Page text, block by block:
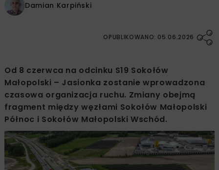
Damian Karpiński
OPUBLIKOWANO: 05.06.2026
Od 8 czerwca na odcinku S19 Sokołów
Małopolski – Jasionka zostanie wprowadzona
czasowa organizacja ruchu. Zmiany obejmą
fragment między węzłami Sokołów Małopolski
Północ i Sokołów Małopolski Wschód.